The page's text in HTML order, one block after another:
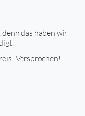
das haben wir
Versprochen!